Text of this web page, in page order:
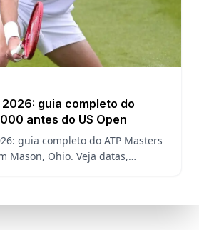
guia completo do
antes do US Open
guia completo do ATP Masters
Mason, Ohio. Veja datas,